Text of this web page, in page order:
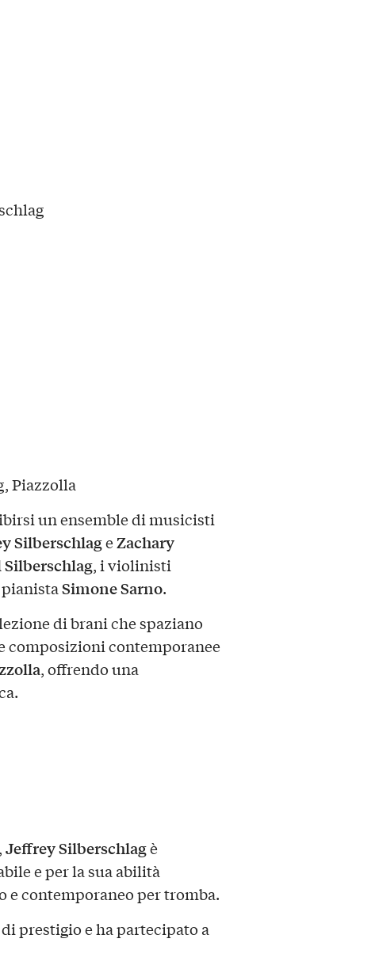
Piazzolla
un ensemble di musicisti
SilberschlageZachary
, i violinisti
Simone Sarno.
di brani che spaziano
composizioni contemporanee
, offrendo una
Jeffrey Silberschlagè
e per la sua abilità
contemporaneo per tromba.
prestigio e ha partecipato a